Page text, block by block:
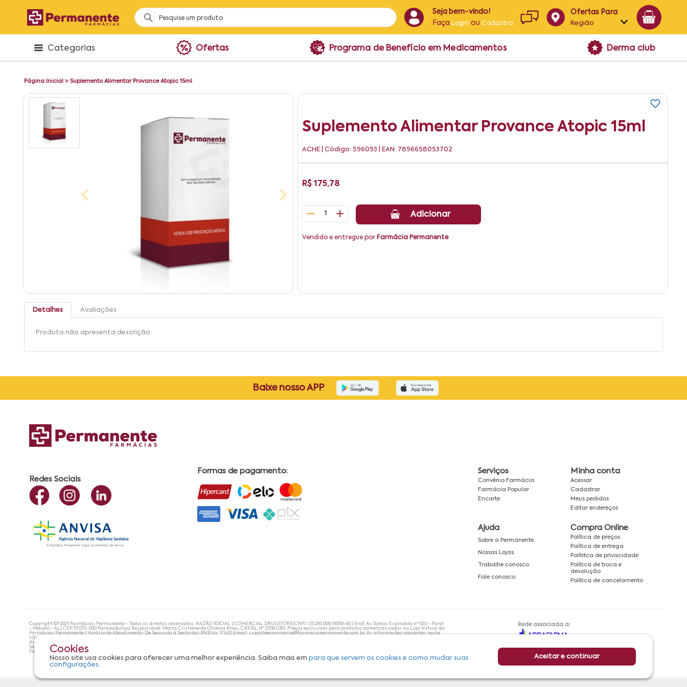
Seja bem-vindo!
Faça Login ouCadastro
Ofertas Para
Região
Alagoas
Categorias Ofertas Programa de Benefício em Medicamentos Derma club
Página Inicial > Suplemento Alimentar Provance Atopic 15ml
Suplemento Alimentar Provance Atopic 15ml
ACHE | Código: 596093 | EAN: 7896658053702
R$ 175,78
1 Adicionar
Vendido e entregue por Farmácia Permanente
Detalhes Avaliações
Produto não apresenta descrição.
Cookies
Nosso site usa cookies para oferecer uma melhor experiência. Saiba mais empara que servem os cookies e como mudar suas
configurações.
Aceitar e continuar
Baixe nosso APP
Redes Sociais
Formas de pagamento: Serviços
Convênio Farmácia
Farmácia Popular
Encarte
Minha conta
Acessar
Cadastrar
Meus pedidos
Editar endereços
Ajuda
Sobre a Permanente
Nossas Lojas
Trabalhe conosco
Fale conosco
Compra Online
Política de preços
Política de entrega
Polítitca de privacidade
Política de troca e
devolução
Política de cancelamento
Copyright ©? 2021 Farmácias Permanente - Todos os direitos reservados. RAZÃO SOCIAL | COMERCIAL DRUGSTORE|CNPJ: 05.230.009/0009-60 | End: Av. Tomas Espindola nº 630 - Farol
- Maceió - AL| CEP:57.051-000 Farmacêutica Responsável: Maria Cristiene de Oliveira Alves, CRF/AL Nº 2558 OBS: Preços exclusivos para produtos comercializados na Loja Virtual da
Farmácias Permanente | Horário de Atendimento: De Segunda à Sexta das 8h00 às 17h30 Email: suporteecommerce@farmaciapermanente.com.br. As informações presentes neste
site não devem ser utilizadas para automedicação e, de forma alguma, substituem as orientações de um profissional da área médica. Apenas o médico está capacitado para
diagnosticar problemas de saúde e prescrever o tratamento adequado. Se os sintomas persistirem, um médico deve ser consultado. A Farmácia Permanente trabalha com as
tecnologias mais avançadas de proteção de dados, para que você possa realizar suas compras com tranquilidade. A privacidade e a segurança dos clientes são compromissos da
Farmácias Permanente. Todos os pedidos efetuados estão sujeitos à confirmação da disponibilidade de produto em nosso estoque.
Rede associada a: